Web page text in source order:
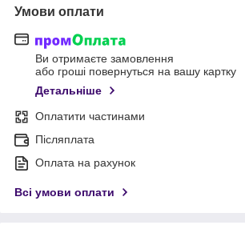
Умови оплати
Ви отримаєте замовлення
або гроші повернуться на вашу картку
Детальніше
Оплатити частинами
Післяплата
Оплата на рахунок
Всі умови оплати